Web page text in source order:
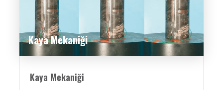
Kaya Mekaniği
Kaya Mekaniği